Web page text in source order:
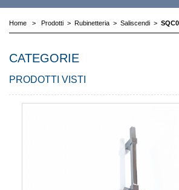
Home > Prodotti > Rubinetteria > Saliscendi >
CATEGORIE
PRODOTTI VISTI